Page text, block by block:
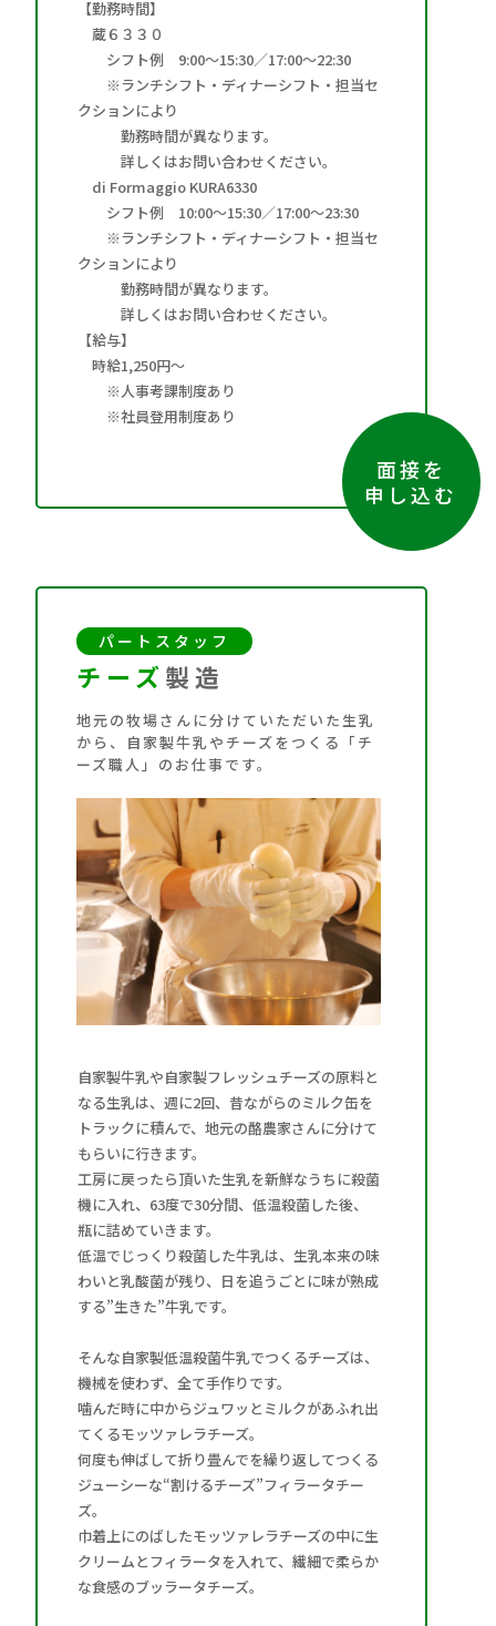
【勤務時間】
蔵６３３０
シフト例 9:00～15:30／17:00～22:30
※ランチシフト・ディナーシフト・担当セ
クションにより
勤務時間が異なります。
詳しくはお問い合わせください。
di Formaggio KURA6330
シフト例 10:00～15:30／17:00～23:30
※ランチシフト・ディナーシフト・担当セ
クションにより
勤務時間が異なります。
詳しくはお問い合わせください。
【給与】
時給1,250円～
※人事考課制度あり
※社員登用制度あり
面接を
申し込む
パートスタッフ
チーズ製造
地元の牧場さんに分けていただいた生乳
から、自家製牛乳やチーズをつくる「チ
ーズ職人」のお仕事です。
自家製牛乳や自家製フレッシュチーズの原料と
なる生乳は、週に2回、昔ながらのミルク缶を
トラックに積んで、地元の酪農家さんに分けて
もらいに行きます。
工房に戻ったら頂いた生乳を新鮮なうちに殺菌
機に入れ、63度で30分間、低温殺菌した後、
瓶に詰めていきます。
低温でじっくり殺菌した牛乳は、生乳本来の味
わいと乳酸菌が残り、日を追うごとに味が熟成
する”生きた”牛乳です。
そんな自家製低温殺菌牛乳でつくるチーズは、
機械を使わず、全て手作りです。
噛んだ時に中からジュワッとミルクがあふれ出
てくるモッツァレラチーズ。
何度も伸ばして折り畳んでを繰り返してつくる
ジューシーな“割けるチーズ”フィラータチー
ズ。
巾着上にのばしたモッツァレラチーズの中に生
クリームとフィラータを入れて、繊細で柔らか
な食感のブッラータチーズ。